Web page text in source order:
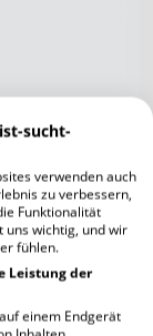
17:37
wenn
17:38
sucht-
verwenden auch
zu verbessern,
Funktionalität
uns wichtig, und wir
fühlen.
Leistung der
einem Endgerät